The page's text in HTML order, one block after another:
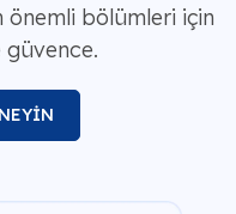
önemli bölümleri için
güvence.